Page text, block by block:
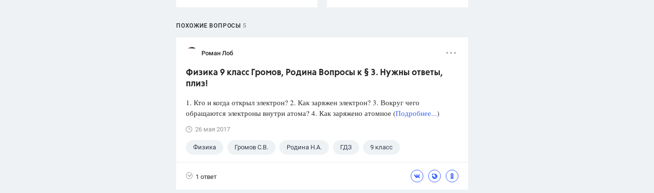
ПОХОЖИЕ ВОПРОСЫ 5
Роман Лоб
Физика 9 класс Громов, Родина Вопросы к § 3. Нужны ответы,
плиз!
1. Кто и когда открыл электрон? 2. Как заряжен электрон? 3. Вокруг чего
обращаются электроны внутри атома? 4. Как заряжено атомное (Подробнее...)
26 мая 2017
Физика Громов С.В. Родина Н.А. ГДЗ 9 класс
1 ответ